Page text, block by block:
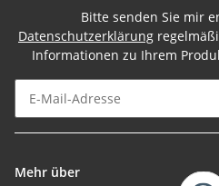
Bitte senden Sie mir
Datenschutzerklärung
Informationen zu Ihrem
Mehr über